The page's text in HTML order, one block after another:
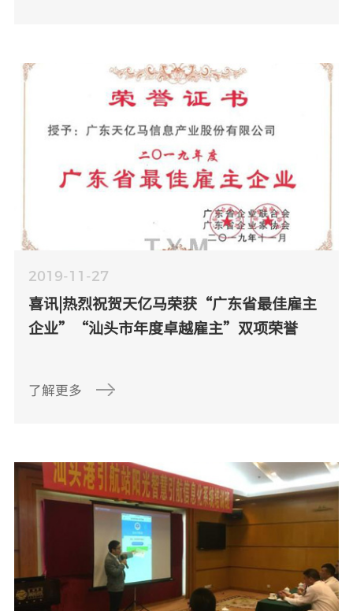
2019-11-27
喜讯|热烈祝贺天亿马荣获“广东省最佳雇主
企业”“汕头市年度卓越雇主”双项荣誉
了解更多